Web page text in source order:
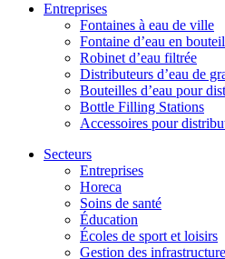
Entreprises
Fontaines à eau de ville
Fontaine d’eau en
Robinet d’eau filtrée
Distributeurs d’eau de
Bouteilles d’eau pour
Bottle Filling Stations
Accessoires pour
Secteurs
Entreprises
Horeca
Soins de santé
Éducation
Écoles de sport et loisirs
Gestion des